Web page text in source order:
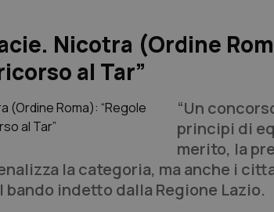
Nicotra (Ordine
al Tar”
“Un
principi di
merito, la
la categoria, ma anche i
bando indetto dalla Regione Lazio.